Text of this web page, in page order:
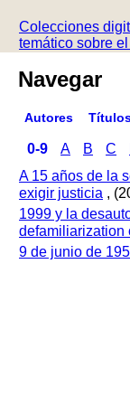
Colecciones
temático sobre
Navegar
Autores
0-9 A B C
A 15 años de la
exigir justicia ,
1999 y la
defamiliarization
9 de junio de